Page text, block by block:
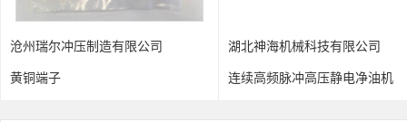
湖北神海机械科技有限公司
连续高频脉冲高压静电净油机
协易科技精机(中国)
重负荷伺服冲床